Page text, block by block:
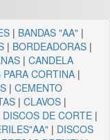
| BANDAS "AA"|
| BORDEADORAS |
| CANDELA
CORTINA |
| CEMENTO
| CLAVOS|
DISCOS DE CORTE|
| DISCOS